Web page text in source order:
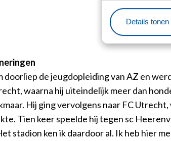
Details tonen
doorliep de jeugdopleiding van AZ en
waarna hij uiteindelijk meer dan
Hij ging vervolgens naar FC
Tien keer speelde hij tegen sc
stadion ken ik daardoor al. Ik heb hier